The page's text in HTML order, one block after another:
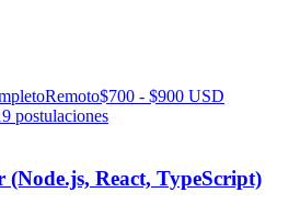
Remoto$700 - $900 USD
postulaciones
(Node.js, React, TypeScript)